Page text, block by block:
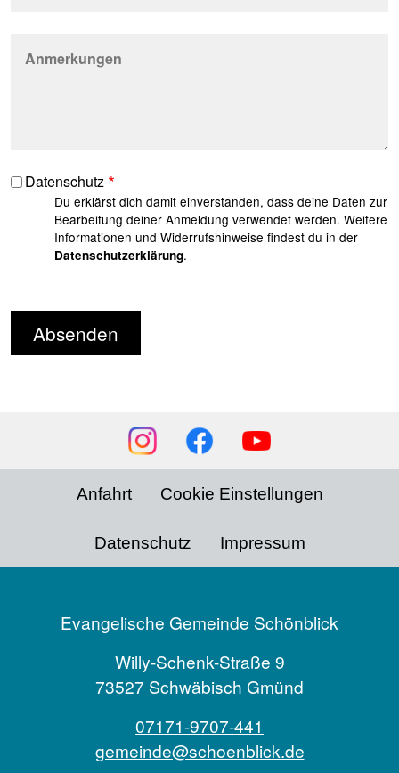
Anmerkungen
Datenschutz
Du erklärst dich damit einverstanden, dass deine Daten zur
Bearbeitung deiner Anmeldung verwendet werden. Weitere
Informationen und Widerrufshinweise findest du in der
Datenschutzerklärung.
Anfahrt Cookie Einstellungen
Datenschutz Impressum
Evangelische Gemeinde Schönblick
Willy-Schenk-Straße 9
73527 Schwäbisch Gmünd
07171-9707-441
gemeinde@schoenblick.de